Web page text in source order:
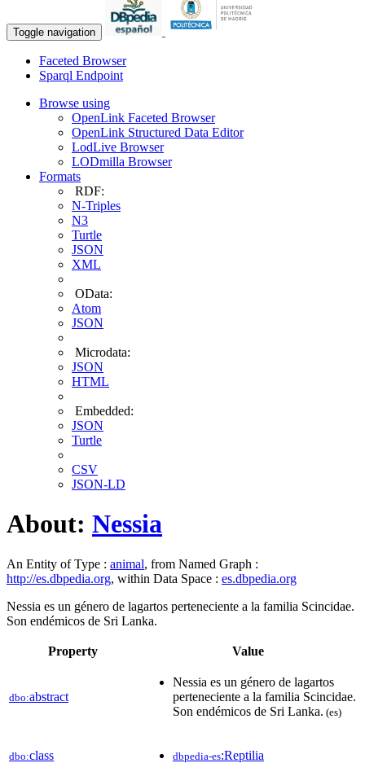
Toggle navigation
Faceted Browser
Sparql Endpoint
Browse using
OpenLink Faceted Browser
OpenLink Structured Data Editor
LodLive Browser
LODmilla Browser
Formats
RDF:
N-Triples
N3
Turtle
JSON
XML
OData:
Atom
JSON
Microdata:
JSON
HTML
Embedded:
JSON
Turtle
CSV
JSON-LD
About: Nessia
An Entity of Type : animal, from Named Graph :
http://es.dbpedia.org, within Data Space : es.dbpedia.org
Nessia es un género de lagartos perteneciente a la familia Scincidae.
Son endémicos de Sri Lanka.
Property Value
dbo:abstract
Nessia es un género de lagartos
perteneciente a la familia Scincidae.
Son endémicos de Sri Lanka. (es)
dbo:class dbpedia-es:Reptilia